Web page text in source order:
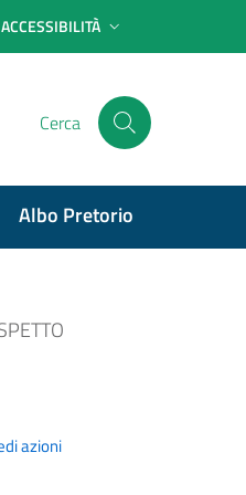
ACCESSIBILITÀ
Cerca
Albo Pretorio
azioni